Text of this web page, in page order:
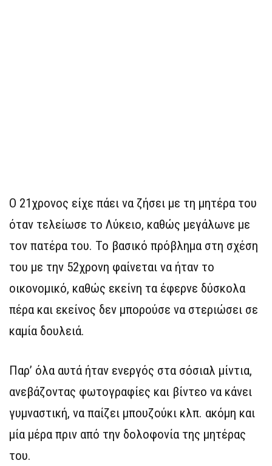
Ο 21χρονος είχε πάει να ζήσει με τη μητέρα του
όταν τελείωσε το Λύκειο, καθώς μεγάλωνε με
τον πατέρα του. Το βασικό πρόβλημα στη σχέση
του με την 52χρονη φαίνεται να ήταν το
οικονομικό, καθώς εκείνη τα έφερνε δύσκολα
πέρα και εκείνος δεν μπορούσε να στεριώσει σε
καμία δουλειά.
Παρ’ όλα αυτά ήταν ενεργός στα σόσιαλ μίντια,
ανεβάζοντας φωτογραφίες και βίντεο να κάνει
γυμναστική, να παίζει μπουζούκι κλπ. ακόμη και
μία μέρα πριν από την δολοφονία της μητέρας
του.